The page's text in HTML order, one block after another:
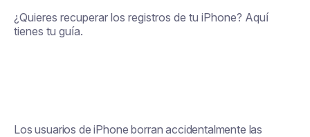
¿Quieres recuperar los registros de tu iPhone? Aquí
tienes tu guía.
Los usuarios de iPhone borran accidentalmente las